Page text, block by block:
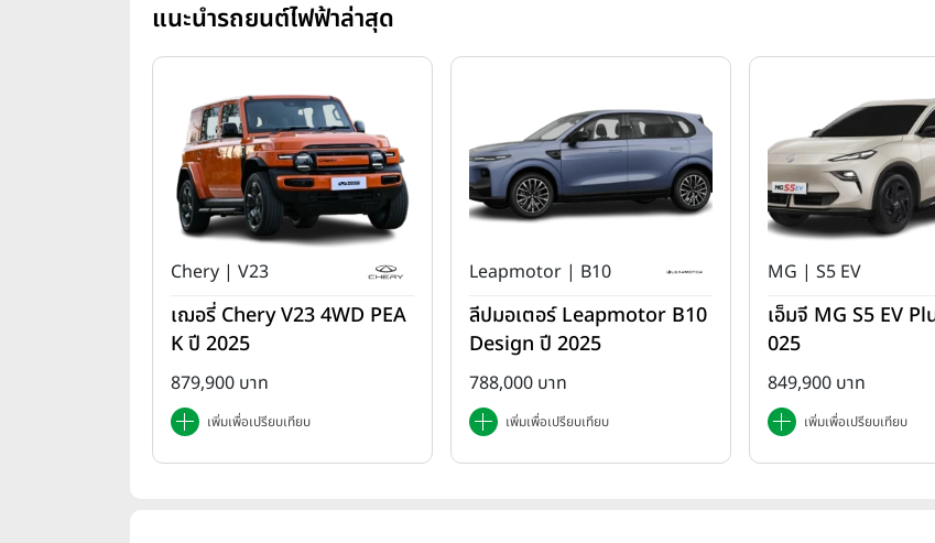
แนะนำรถยนต์ไฟฟ้าล่าสุด
Chery | V23
เฌอรี่ Chery V23 4WD PEA
K ปี 2025
879,900 บาท
เพิ่มเพื่อเปรียบเทียบ
Leapmotor | B10
ลีปมอเตอร์ Leapmotor B10
Design ปี 2025
788,000 บาท
เพิ่มเพื่อเปรียบเทียบ
MG | S5 EV
เอ็มจี MG S5 EV
025
849,900 บาท
เพิ่มเพื่อเปรียบเทียบ